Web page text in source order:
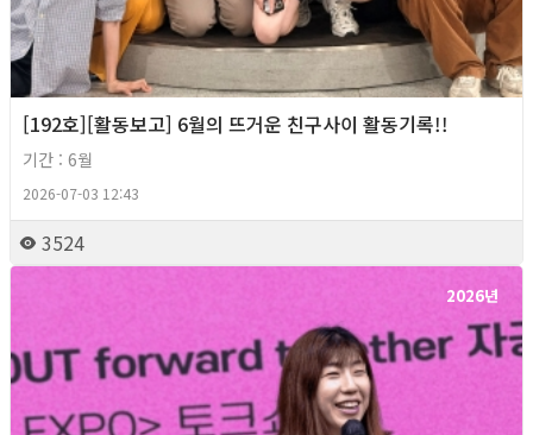
[192호][활동보고] 6월의 뜨거운 친구사이 활동기록!!
기간 : 6월
2026-07-03 12:43
3524
2026년